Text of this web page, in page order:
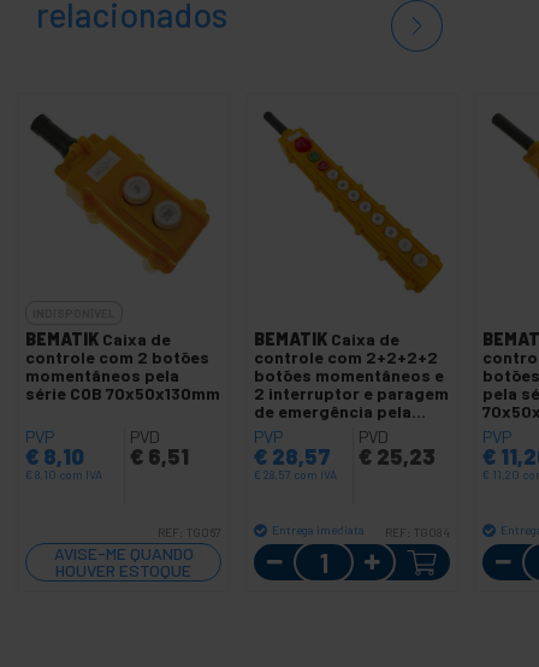
relacionados
BEMATIK Caixa de
controle com 2 botões
momentâneos pela
série COB 70x50x130mm
PVP
€ 8,10
€ 8,10 com IVA
PVD
€6,51
REF: TG067
AVISE-ME QUANDO
HOUVER ESTOQUE
BEMATIK Caixa de
controle com 2+2+2+2
botões momentâneos e
2 interruptor e paragem
de emergência pela
série
PVP
€ 28,57
€ 28,57 com IVA
PVD
€25,23
Entrega imediata REF: TG084
Quantidade
pela
PVP
€
€ 11,20